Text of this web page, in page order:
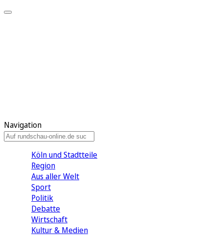
Navigation
Köln und Stadtteile
Region
Aus aller Welt
Sport
Politik
Debatte
Wirtschaft
Kultur & Medien